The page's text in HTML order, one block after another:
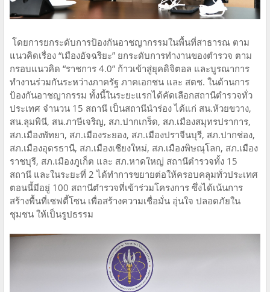
โดยการยกระดับการป้องกันอาชญากรรมในพื้นที่สาธารณ ตาม
แนวคิดเรื่อง “เมืองอัจฉริยะ” ยกระดับการทำงานของตำรวจ ตาม
กรอบแนวคิด “ราชการ 4.0” ก้าวเข้าสู่ยุคดิจิตอล และบูรณาการ
ทำงานร่วมกันระหว่างภาครัฐ ภาคเอกชน และ สตช. ในด้านการ
ป้องกันอาชญากรรม ทั้งนี้ในระยะแรกได้คัดเลือกสถานีตำรวจทั่ว
ประเทศ จำนวน 15 สถานี เป็นสถานีนำร่อง ได้แก่ สน.ห้วยขวาง,
สน.ลุมพินี, สน.ภาษีเจริญ, สภ.ปากเกร็ด, สภ.เมืองสมุทรปราการ,
สภ.เมืองพัทยา, สภ.เมืองระยอง, สภ.เมืองปราจีนบุรี, สภ.ปากช่อง,
สภ.เมืองอุดรธานี, สภ.เมืองเชียงใหม่, สภ.เมืองพิษณุโลก, สภ.เมือง
ราชบุรี, สภ.เมืองภูเก็ต และ สภ.หาดใหญ่ สถานีตำรวจทั้ง 15
สถานี และในระยะที่ 2 ได้ทำการขยายต่อให้ครอบคลุมทั่วประเทศ
ตอนนี้มีอยู่ 100 สถานีตำรวจที่เข้าร่วมโครงการ ซึ่งได้เน้นการ
สร้างพื้นที่เซฟตี้โซน เพื่อสร้างความเชื่อมั่น อุ่นใจ ปลอดภัยใน
ชุมชน ให้เป็นรูปธรรม